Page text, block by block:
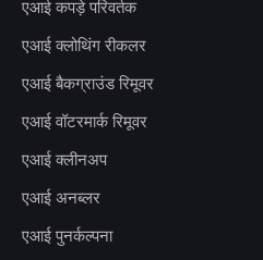
एआई कपड़े परिवर्तक
एआई क्लोथिंग रीकलर
एआई बैकग्राउंड रिमूवर
एआई वॉटरमार्क रिमूवर
एआई क्लीनअप
एआई अनब्लर
एआई पुनर्कल्पना